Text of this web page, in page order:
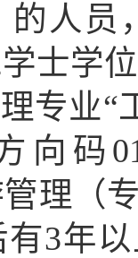
的人
学士学
专业“
向
理（
3年